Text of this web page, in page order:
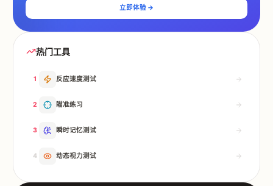
立即体验 →
热门工具
1 反应速度测试
2 瞄准练习
3 瞬时记忆测试
4 动态视力测试